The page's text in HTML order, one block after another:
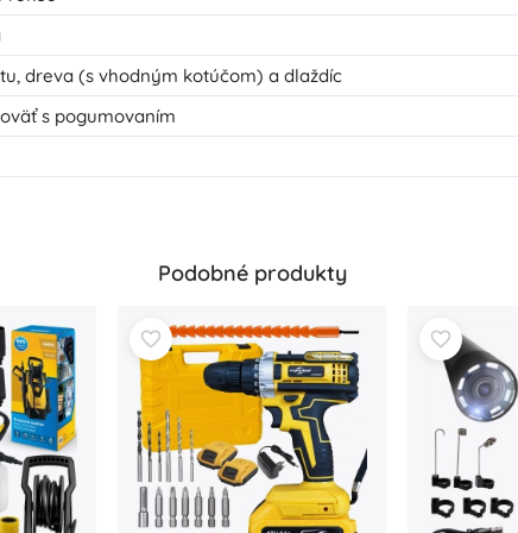
dreva (s vhodným kotúčom) a dlaždíc
s pogumovaním
Podobné produkty